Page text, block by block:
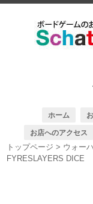
ホーム
お店へのアクセス
トップページ > ウォー
FYRESLAYERS DICE